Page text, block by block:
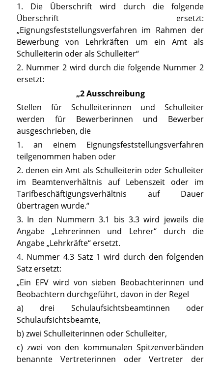
1. Die Überschrift wird durch die folgende
Überschrift ersetzt:
„Eignungsfeststellungsverfahren im Rahmen der
Bewerbung von Lehrkräften um ein Amt als
Schulleiterin oder als Schulleiter“
2. Nummer 2 wird durch die folgende Nummer 2
ersetzt:
„2 Ausschreibung
Stellen für Schulleiterinnen und Schulleiter
werden für Bewerberinnen und Bewerber
ausgeschrieben, die
1. an einem Eignungsfeststellungsverfahren
teilgenommen haben oder
2. denen ein Amt als Schulleiterin oder Schulleiter
im Beamtenverhältnis auf Lebenszeit oder im
Tarifbeschäftigungsverhältnis auf Dauer
übertragen wurde.“
3. In den Nummern 3.1 bis 3.3 wird jeweils die
Angabe „Lehrerinnen und Lehrer“ durch die
Angabe „Lehrkräfte“ ersetzt.
4. Nummer 4.3 Satz 1 wird durch den folgenden
Satz ersetzt:
„Ein EFV wird von sieben Beobachterinnen und
Beobachtern durchgeführt, davon in der Regel
a) drei Schulaufsichtsbeamtinnen oder
Schulaufsichtsbeamte,
b) zwei Schulleiterinnen oder Schulleiter,
c) zwei von den kommunalen Spitzenverbänden
benannte Vertreterinnen oder Vertreter der